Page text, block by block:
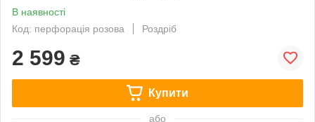
В наявності
Код: перфорація розова
Роздріб
2 599 ₴
Купити
або